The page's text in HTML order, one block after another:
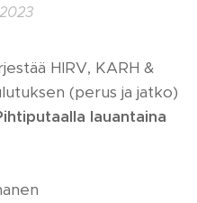
HIRV, KARH &
(perus ja jatko)
lauantaina